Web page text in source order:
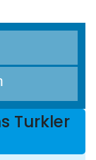
Turkler